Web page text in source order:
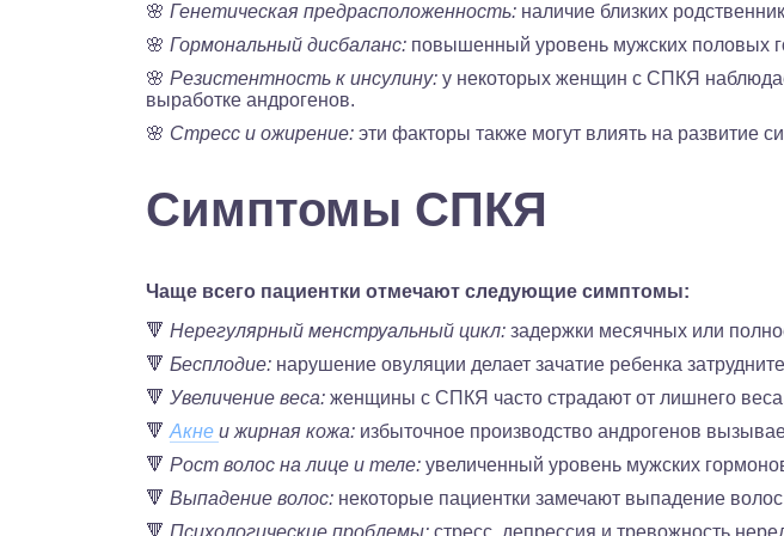
🌸 Генетическая предрасположенность: наличие близких
🌸 Гормональный дисбаланс: повышенный уровень мужских половых
🌸 Резистентность к инсулину: у некоторых женщин с СПКЯ
выработке андрогенов.
🌸 Стресс и ожирение: эти факторы также могут влиять на развитие
Симптомы СПКЯ
Чаще всего пациентки отмечают следующие симптомы:
🔻 Нерегулярный менструальный цикл: задержки месячных или
🔻 Бесплодие: нарушение овуляции делает зачатие ребенка
🔻 Увеличение веса: женщины с СПКЯ часто страдают от лишнего
🔻 Акне и жирная кожа: избыточное производство андрогенов
🔻 Рост волос на лице и теле: увеличенный уровень мужских
🔻 Выпадение волос: некоторые пациентки замечают выпадение
🔻 Психологические проблемы: стресс, депрессия и тревожность